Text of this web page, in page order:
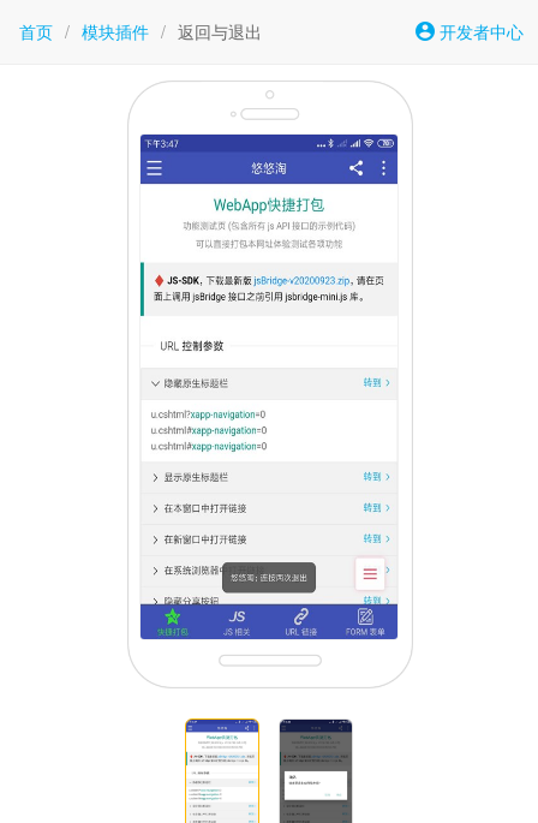
首页 / 模块插件 / 返回与退出 开发者中心